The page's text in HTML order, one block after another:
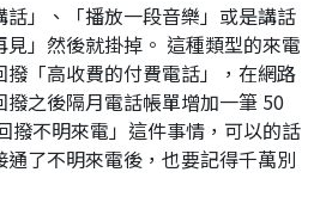
話」、「播放一段音樂」或是講話
見」然後就掛掉。 這種類型的來電
撥「高收費的付費電話」，在網路
之後隔月電話帳單增加一筆 50
撥不明來電」這件事情，可以的話
了不明來電後，也要記得千萬別